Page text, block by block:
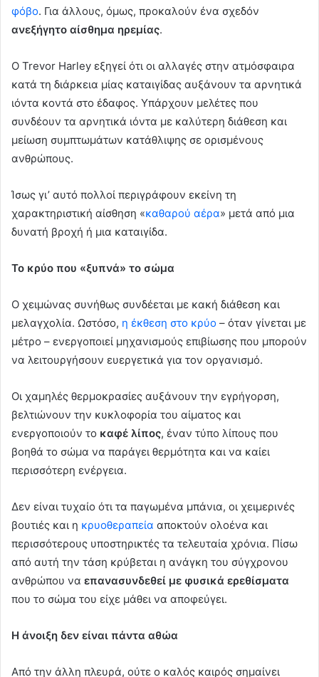
φόβο. Για άλλους, όμως, προκαλούν ένα σχεδόν
ανεξήγητο αίσθημα ηρεμίας.
Ο Trevor Harley εξηγεί ότι οι αλλαγές στην ατμόσφαιρα
κατά τη διάρκεια μίας καταιγίδας αυξάνουν τα αρνητικά
ιόντα κοντά στο έδαφος. Υπάρχουν μελέτες που
συνδέουν τα αρνητικά ιόντα με καλύτερη διάθεση και
μείωση συμπτωμάτων κατάθλιψης σε ορισμένους
ανθρώπους.
Ίσως γι’ αυτό πολλοί περιγράφουν εκείνη τη
χαρακτηριστική αίσθηση «καθαρού αέρα» μετά από μια
δυνατή βροχή ή μια καταιγίδα.
Το κρύο που «ξυπνά» το σώμα
Ο χειμώνας συνήθως συνδέεται με κακή διάθεση και
μελαγχολία. Ωστόσο, η έκθεση στο κρύο – όταν γίνεται με
μέτρο – ενεργοποιεί μηχανισμούς επιβίωσης που μπορούν
να λειτουργήσουν ευεργετικά για τον οργανισμό.
Οι χαμηλές θερμοκρασίες αυξάνουν την εγρήγορση,
βελτιώνουν την κυκλοφορία του αίματος και
ενεργοποιούν το καφέ λίπος, έναν τύπο λίπους που
βοηθά το σώμα να παράγει θερμότητα και να καίει
περισσότερη ενέργεια.
Δεν είναι τυχαίο ότι τα παγωμένα μπάνια, οι χειμερινές
βουτιές και η κρυοθεραπεία αποκτούν ολοένα και
περισσότερους υποστηρικτές τα τελευταία χρόνια. Πίσω
από αυτή την τάση κρύβεται η ανάγκη του σύγχρονου
ανθρώπου να επανασυνδεθεί με φυσικά ερεθίσματα
που το σώμα του είχε μάθει να αποφεύγει.
Η άνοιξη δεν είναι πάντα αθώα
Από την άλλη πλευρά, ούτε ο καλός καιρός σημαίνει